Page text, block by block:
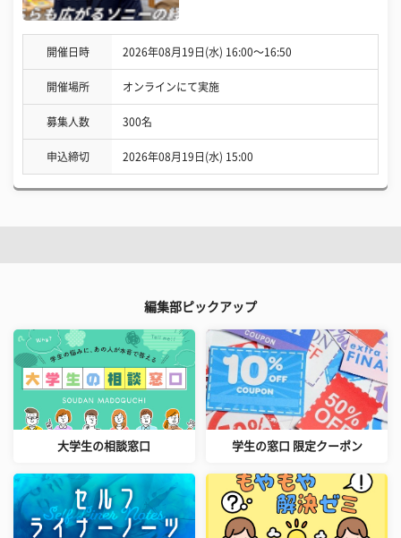
開催日時 2026年08月19日(水) 16:00〜16:50
開催場所 オンラインにて実施
募集人数 300名
申込締切 2026年08月19日(水) 15:00
編集部ピックアップ
大学生の相談窓口 学生の窓口 限定クーポン